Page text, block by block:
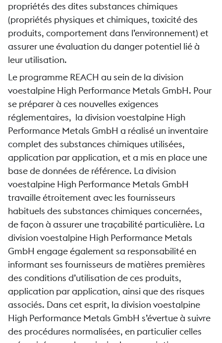
propriétés des dites substances chimiques
(propriétés physiques et chimiques, toxicité des
produits, comportement dans l’environnement) et
assurer une évaluation du danger potentiel lié à
leur utilisation.
Le programme REACH au sein de la division
voestalpine High Performance Metals GmbH. Pour
se préparer à ces nouvelles exigences
réglementaires, la division voestalpine High
Performance Metals GmbH a réalisé un inventaire
complet des substances chimiques utilisées,
application par application, et a mis en place une
base de données de référence. La division
voestalpine High Performance Metals GmbH
travaille étroitement avec les fournisseurs
habituels des substances chimiques concernées,
de façon à assurer une traçabilité particulière. La
division voestalpine High Performance Metals
GmbH engage également sa responsabilité en
informant ses fournisseurs de matières premières
des conditions d’utilisation de ces produits,
application par application, ainsi que des risques
associés. Dans cet esprit, la division voestalpine
High Performance Metals GmbH s’évertue à suivre
des procédures normalisées, en particulier celles